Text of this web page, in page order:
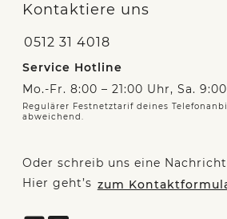
Kontaktiere uns
0512 31 4018
Service Hotline
Mo.-Fr. 8:00 – 21:00 Uhr, Sa.
Regulärer Festnetztarif deines
abweichend.
Oder schreib uns eine Nachricht
Hier geht’s zum